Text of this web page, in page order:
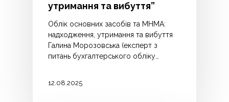
утримання та вибуття”
Облік основних засобів та МНМА:
надходження, утримання та вибуття
Галина Морозовська (експерт з
питань бухгалтерського обліку…
12.08.2025